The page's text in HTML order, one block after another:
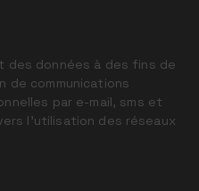
des données à des fins de
de communications
par e-mail, sms et
l’utilisation des réseaux